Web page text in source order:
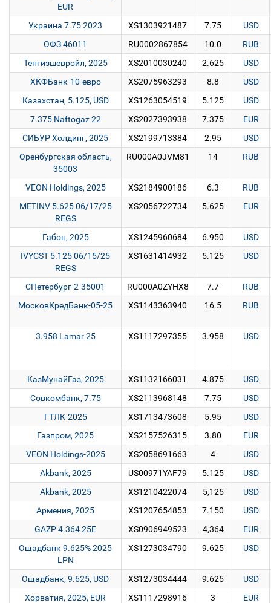
EUR
Украина 7.75 2023 XS1303921487 7.75
USD
ОФЗ 46011
RU0002867854 10.0
RUB
Тенгизшевройл, 2025
XS2010030240 2.625
USD
ХКФБанк-10-евро
XS2075963293 8.8
USD
Казахстан, 5.125, USD
XS1263054519 5.125
USD
7.375 Naftogaz 22
XS2027393938 7.375
EUR
СИБУР Холдинг, 2025
XS2199713384 2.95
USD
Оренбургская область,
35003
RU000A0JVM81 14 RUB
VEON Holdings, 2025 XS2184900186 6.3
RUB
METINV 5.625 06/17/25
REGS
XS2056722734 5.625 EUR
Габон, 2025 XS1245960684 6.950
USD
IVYCST 5.125 06/15/25
REGS
XS1631414932 5.125 USD
СПетербург-2-35001 RU000A0ZYHX8 7.7
RUB
МосковКредБанк-05-25
XS1143363940 16.5 RUB
3.958 Lamar 25 XS1117297355 3.958 USD
КазМунайГаз, 2025 XS1132166031 4.875
USD
Совкомбанк, 7.75
XS2113968148 7.75
USD
ГТЛК-2025
XS1713473608 5.95
USD
Газпром, 2025
XS2157526315 3.80
EUR
VEON Holdings-2025
XS2058691663 4
USD
Akbank, 2025
US00971YAF79 5.125
USD
Akbank, 2025
XS1210422074 5,125
USD
Армения, 2025
XS1207654853 7.150
USD
GAZP 4.364 25E
XS0906949523 4,364
EUR
Ощадбанк 9.625% 2025
LPN
XS1273034790 9.625 USD
Ощадбанк, 9.625, USD XS1273034444 9.625
USD
Хорватия, 2025, EUR
XS1117298916 3
EUR